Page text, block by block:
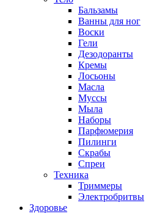
Бальзамы
Ванны для ног
Воски
Гели
Дезодоранты
Кремы
Лосьоны
Масла
Муссы
Мыла
Наборы
Парфюмерия
Пилинги
Скрабы
Спреи
Техника
Триммеры
Электробритвы
Здоровье